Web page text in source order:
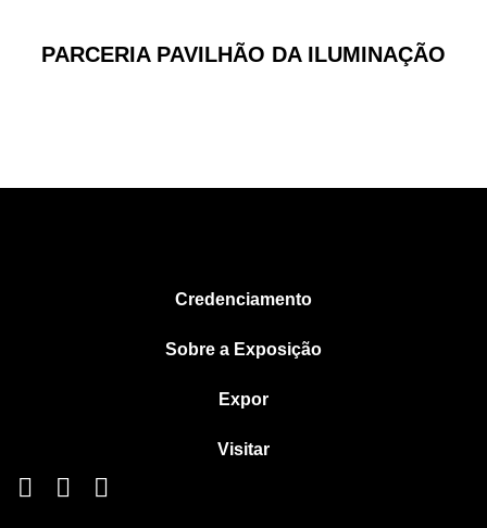
PARCERIA PAVILHÃO DA ILUMINAÇÃO
Credenciamento
Sobre a Exposição
Expor
Visitar